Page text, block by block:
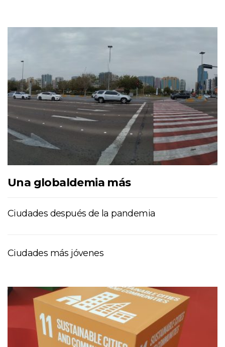
Una globaldemia más
Ciudades después de la pandemia
Ciudades más jóvenes